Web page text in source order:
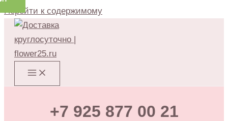
Перейти к содержимому
+7 925 877 00 21